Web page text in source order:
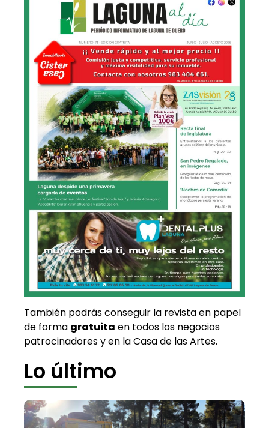
También podrás conseguir la revista en papel
de forma gratuita en todos los negocios
patrocinadores y en la Casa de las Artes.
Lo último